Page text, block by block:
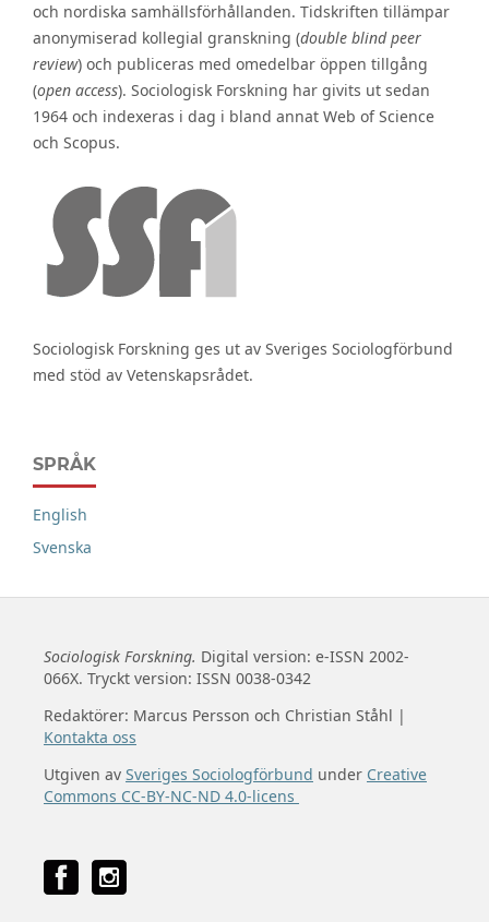
och nordiska samhällsförhållanden. Tidskriften tillämpar
anonymiserad kollegial granskning (double blind peer
review) och publiceras med omedelbar öppen tillgång
(open access). Sociologisk Forskning har givits ut sedan
1964 och indexeras i dag i bland annat Web of Science
och Scopus.
Sociologisk Forskning ges ut av Sveriges Sociologförbund
med stöd av Vetenskapsrådet.
SPRÅK
English
Svenska
Sociologisk Forskning. Digital version: e-ISSN 2002-
066X. Tryckt version: ISSN 0038-0342
Redaktörer: Marcus Persson och Christian Ståhl |
Kontakta oss
Utgiven av Sveriges Sociologförbund under Creative
Commons CC-BY-NC-ND 4.0-licens